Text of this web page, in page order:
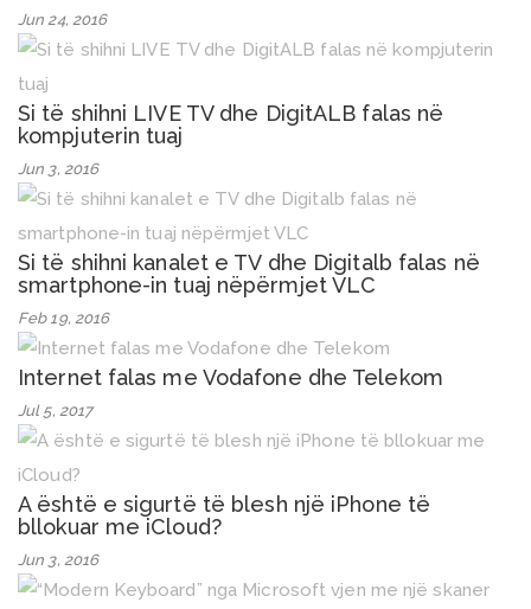
Jun 24, 2016
Si të shihni LIVE TV dhe DigitALB falas në
kompjuterin tuaj
Jun 3, 2016
Si të shihni kanalet e TV dhe Digitalb falas në
smartphone-in tuaj nëpërmjet VLC
Feb 19, 2016
Internet falas me Vodafone dhe Telekom
Jul 5, 2017
A është e sigurtë të blesh një iPhone të
bllokuar me iCloud?
Jun 3, 2016